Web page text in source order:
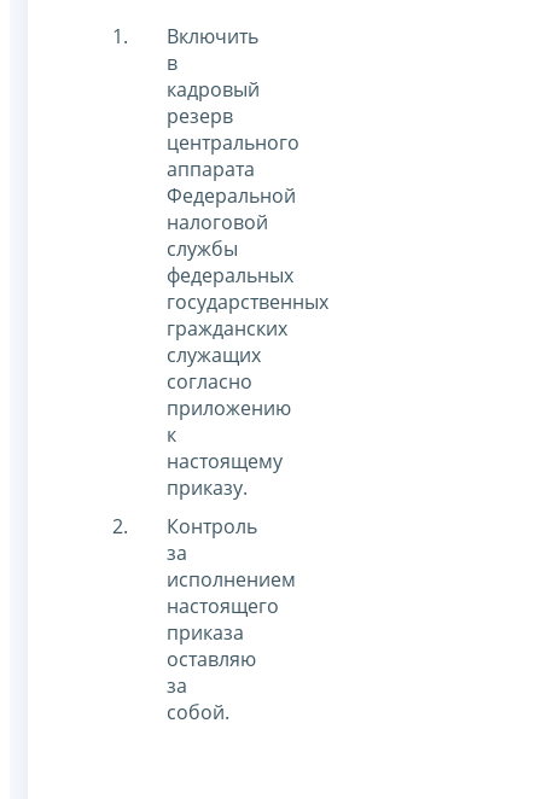
Включить
в
кадровый
резерв
центрального
аппарата
Федеральной
налоговой
службы
федеральных
государственных
гражданских
служащих
согласно
приложению
к
настоящему
приказу.
Контроль
за
исполнением
настоящего
приказа
оставляю
за
собой.